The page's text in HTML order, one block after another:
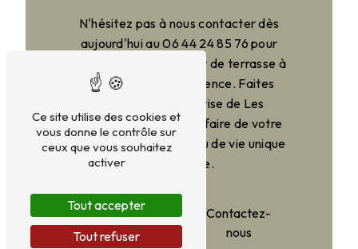
N'hésitez pas à nous contacter dès
aujourd'hui au 06 44 24 85 76 pour
discuter de votre projet de terrasse à
Saint-Rémy-de-Provence. Faites
confiance à l'expertise de Les
Terrasses du Sud pour faire de votre
espace extérieur un lieu de vie unique
et agréable.
En savoir
plus
Contactez-
nous
Ce site utilise des cookies et
vous donne le contrôle sur
ceux que vous souhaitez
activer
Tout accepter
Tout refuser